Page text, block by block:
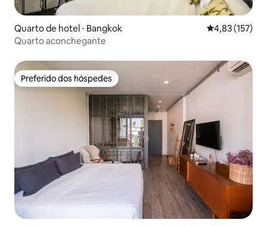
Quarto de hotel ⋅ Bangkok 4,83 de uma
4,83 (157)
Quarto aconchegante
Preferido dos hóspedes
Preferido dos hóspedes